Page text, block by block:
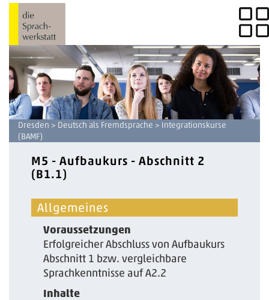
Dresden > Deutsch als Fremdsprache > Integrationskurse
(BAMF)
M5 - Aufbaukurs - Abschnitt 2
(B1.1)
Allgemeines
Voraussetzungen
Erfolgreicher Abschluss von Aufbaukurs
Abschnitt 1 bzw. vergleichbare
Sprachkenntnisse auf A2.2
Inhalte